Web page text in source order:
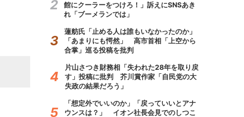
館にクーラーをつけろ！」訴えにSNSあき
れ「ブーメランでは」
蓮舫氏「止める人は誰もいなかったのか」
「あまりにも愕然」 高市首相「上空から
合掌」巡る投稿を批判
片山さつき財務相「失われた28年を取り戻
す」投稿に批判 芥川賞作家「自民党の大
失政の結果だろう」
「想定外でいいのか」「戻っていいとアナ
ウンスは？」 イオン社長会見でのしつこ